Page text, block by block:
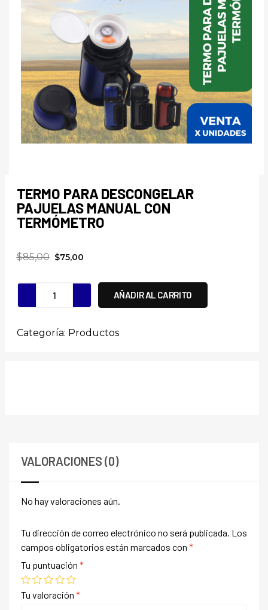
TERMO PARA DESCONGELAR
PAJUELAS MANUAL CON
TERMÓMETRO
$85,00 $75,00
AÑADIR AL CARRITO
Categoría: Productos
VALORACIONES (0)
No hay valoraciones aún.
Tu dirección de correo electrónico no será publicada. Los
campos obligatorios están marcados con *
Tu puntuación *
Tu valoración *